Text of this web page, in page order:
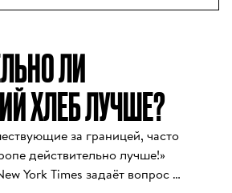
так. Во многих пекарнях
как простая булка,
список промышленных
теста, консерванты, сахар, о
и мука, далёкая от
скорости и срока хранения.
ЛИ
ХЛЕБ ЛУЧШЕ?
за границей, часто
действительно лучше!»
York Times задаёт вопрос